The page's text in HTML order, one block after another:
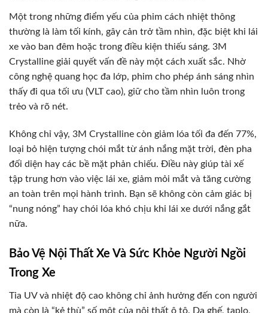
Một trong những điểm yếu của phim cách nhiệt thông
thường là làm tối kính, gây cản trở tầm nhìn, đặc biệt khi lái
xe vào ban đêm hoặc trong điều kiện thiếu sáng. 3M
Crystalline giải quyết vấn đề này một cách xuất sắc. Nhờ
công nghệ quang học đa lớp, phim cho phép ánh sáng nhìn
thấy đi qua tối ưu (VLT cao), giữ cho tầm nhìn luôn trong
trẻo và rõ nét.
Không chỉ vậy, 3M Crystalline còn giảm lóa tối đa đến 77%,
loại bỏ hiện tượng chói mắt từ ánh nắng mặt trời, đèn pha
đối diện hay các bề mặt phản chiếu. Điều này giúp tài xế
tập trung hơn vào việc lái xe, giảm mỏi mắt và tăng cường
an toàn trên mọi hành trình. Bạn sẽ không còn cảm giác bị
“nung nóng” hay chói lóa khó chịu khi lái xe dưới nắng gắt
nữa.
Bảo Vệ Nội Thất Xe Và Sức Khỏe Người Ngồi
Trong Xe
Tia UV và nhiệt độ cao không chỉ ảnh hưởng đến con người
mà còn là “kẻ thù” số một của nội thất ô tô. Da ghế, taplo,